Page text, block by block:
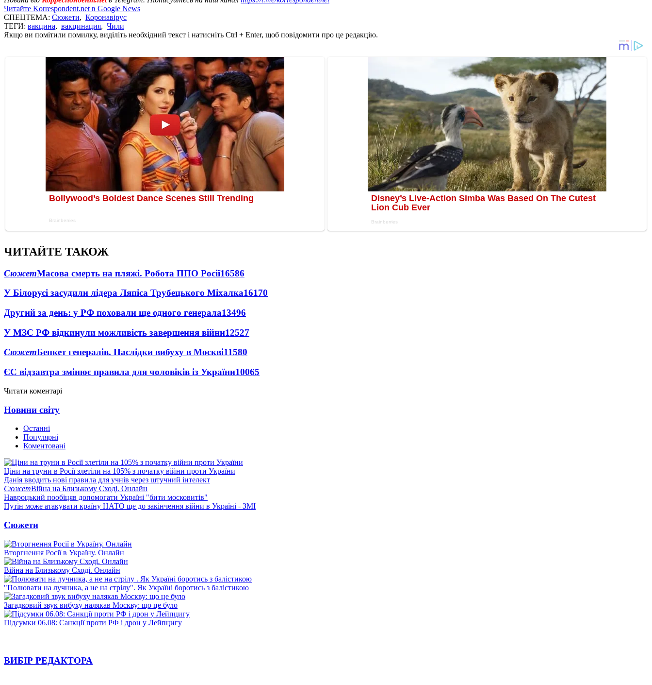
Читайте Korrespondent.net в Google News
СПЕЦТЕМА: Сюжети, Коронавірус
ТЕГИ: вакцина, вакцинация, Чили
Якщо ви помітили помилку, виділіть необхідний текст і натисніть Ctrl + Enter, щоб повідомити про це редакцію.
ЧИТАЙТЕ ТАКОЖ
СюжетМасова смерть на пляжі. Робота ППО Росії16586
У Білорусі засудили лідера Ляпіса Трубецького Міхалка16170
Другий за день: у РФ поховали ще одного генерала13496
У МЗС РФ відкинули можливість завершення війни12527
СюжетБенкет генералів. Наслідки вибуху в Москві11580
ЄС відзавтра змінює правила для чоловіків із України10065
Читати коментарі
Новини світу
Останні
Популярні
Коментовані
Ціни на труни в Росії злетіли на 105% з початку війни проти України
Данія вводить нові правила для учнів через штучний інтелект
СюжетВійна на Близькому Сході. Онлайн
Навроцький пообіцяв допомогати Україні "бити московитів"
Путін може атакувати країну НАТО ще до закінчення війни в Україні - ЗМІ
Сюжети
Вторгнення Росії в Україну. Онлайн
Війна на Близькому Сході. Онлайн
"Полювати на лучника, а не на стрілу". Як Україні боротись з балістикою
Загадковий звук вибуху налякав Москву: що це було
Підсумки 06.08: Санкції проти РФ і дрон у Лейпцигу
ВИБІР РЕДАКТОРА